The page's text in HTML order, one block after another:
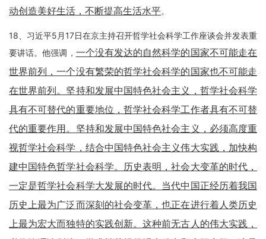
动创造美好生活，不断提高生活水平。
18、习近平5月17日在京主持召开哲学社会科学工作座谈会并发表重
要讲话。他强调， 一个没有发达的自然科学的国家不可能走在
世界前列，一个没有繁荣的哲学社会科学的国家也不可能走
在世界前列。坚持和发展中国特色社会主义，哲学社会科学
具有不可替代的重要地位，哲学社会科学工作者具有不可替
代的重要作用。坚持和发展中国特色社会主义，必须高度重
视哲学社会科学，结合中国特色社会主义伟大实践，加快构
建中国特色哲学社会科学。历史表明，社会大变革的时代，
一定是哲学社会科学大发展的时代。当代中国正经历着我国
历史上最为广泛而深刻的社会变革，也正在进行着人类历史
上最为宏大而独特的实践创新。这种前无古人的伟大实践，